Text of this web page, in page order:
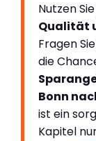
Nutzen
Qualität
Fragen
die
Bonn
ist ein
Kapitel